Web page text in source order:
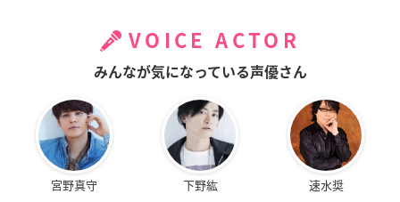
VOICE ACTOR
みんなが気になっている声優さん
宮野真守 下野紘 速水奨